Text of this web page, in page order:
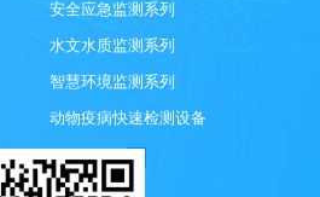
安全应急监测系列
水文水质监测系列
智慧环境监测系列
动物疫病快速检测设备